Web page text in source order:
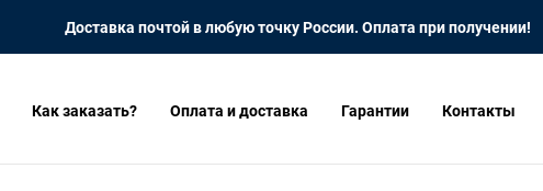
Доставка почтой в любую точку России. Оплата при получении!
Как заказать? Оплата и доставка Гарантии Контакты